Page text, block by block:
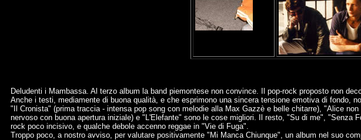
Deludenti i Mambassa. Al terzo album la band piemontese non convince. Il pop-rock proposto non
Anche i testi, mediamente di buona qualità, e che esprimono una sincera tensione emotiva di fondo,
"Il Cronista" (prima traccia - intensa pop song con melodie alla Max Gazzè e belle chitarre), "Alice
nervoso con buona apertura iniziale) e "L'Elefante" sono le cose migliori. Il resto, "Su di me", "Senza
rock poco incisivo, e qualche debole accenno reggae in "Vie di Fuga".
Troppo poco, a nostro avviso, per valutare positivamente "Mi Manca Chiunque", un album nel suo